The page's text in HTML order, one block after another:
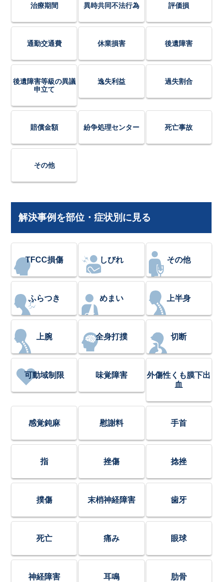
治療期間 異時共同不法行為 評価損
通勤交通費 休業損害 後遺障害
後遺障害等級の異議
申立て
逸失利益 過失割合
賠償金額 紛争処理センター 死亡事故
その他
解決事例を部位・症状別に見る
TFCC損傷 しびれ その他
ふらつき めまい 上半身
上腕 全身打撲 切断
可動域制限 味覚障害
外傷性くも膜下出
血
感覚鈍麻 慰謝料 手首
指 挫傷 捻挫
撲傷 末梢神経障害 歯牙
死亡 痛み 眼球
神経障害 耳鳴 肋骨